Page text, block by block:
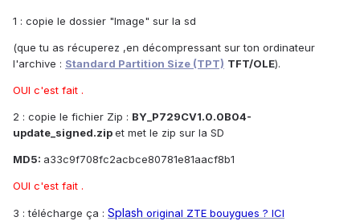
1 : copie le dossier "Image" sur la sd
(que tu as récuperez ,en décompressant sur ton ordinateur
l'archive : Standard Partition Size (TPT) TFT/OLE).
OUI c'est fait .
2 : copie le fichier Zip : BY_P729CV1.0.0B04-
update_signed.zipet met le zip sur la SD
MD5: a33c9f708fc2acbce80781e81aacf8b1
OUI c'est fait .
3 : télécharge ça : Splash original ZTE bouygues ? ICI